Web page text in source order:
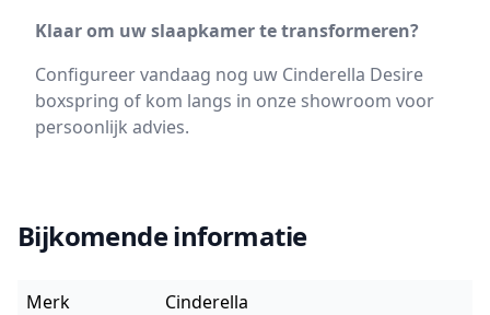
Klaar om uw slaapkamer te transformeren?
Configureer vandaag nog uw Cinderella Desire
boxspring of kom langs in onze showroom voor
persoonlijk advies.
Bijkomende informatie
Merk
Cinderella